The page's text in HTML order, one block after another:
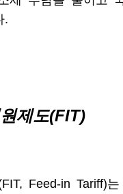
.
제도(FIT)
Feed-in Tariff)